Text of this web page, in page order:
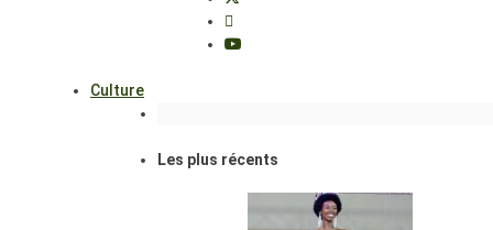
Culture
Les plus récents